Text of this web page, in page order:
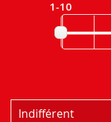
1-10
Indifférent